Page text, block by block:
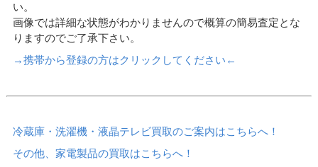
い。
画像では詳細な状態がわかりませんので概算の簡易査定とな
りますのでご了承下さい。
→携帯から登録の方はクリックしてください←
冷蔵庫・洗濯機・液晶テレビ買取のご案内はこちらへ！
その他、家電製品の買取はこちらへ！